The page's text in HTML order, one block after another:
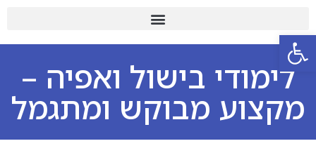
פתח סרגל נגישות
לימודי בישול ואפיה –
מקצוע מבוקש ומתגמל